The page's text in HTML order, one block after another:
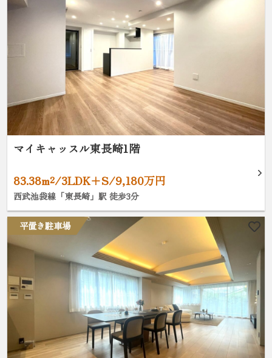
マイキャッスル東長崎1階
83.38m²/3LDK+S/9,180万円
西武池袋線「東長崎」駅 徒歩3分
平置き駐車場